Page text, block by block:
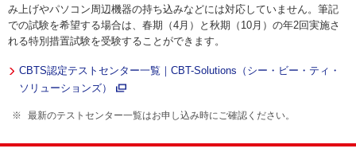
み上げやパソコン周辺機器の持ち込みなどには対応していません。筆記
での試験を希望する場合は、春期（4月）と秋期（10月）の年2回実施さ
れる特別措置試験を受験することができます。
CBTS認定テストセンター一覧｜CBT-Solutions（シー・ビー・ティ・
ソリューションズ）
最新のテストセンター一覧はお申し込み時にご確認ください。